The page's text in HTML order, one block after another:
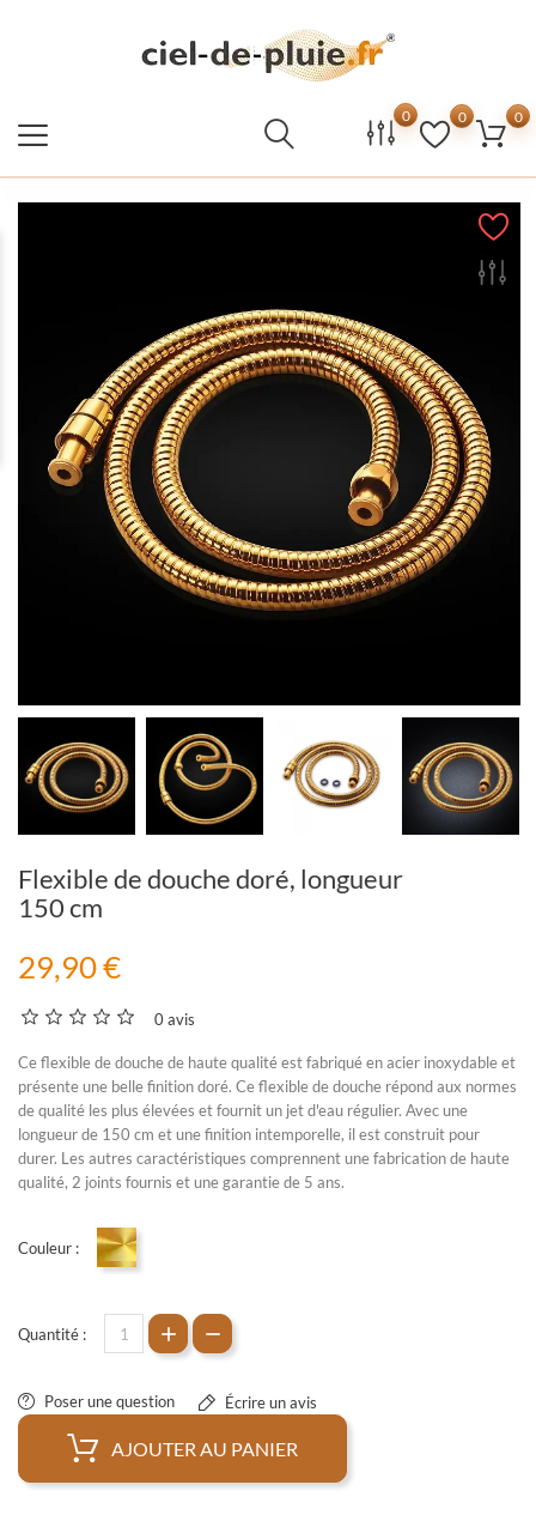
0
0
0
Flexible de douche doré, longueur
150 cm
29,90 €
0 avis
Ceflexible de douchede haute qualité est fabriqué en acier inoxydable et
présente une belle finition doré. Ce flexible de douche répond aux normes
de qualité les plus élevées et fournit un jet d'eau régulier. Avec une
longueur de 150 cm et une finition intemporelle, il est construit pour
durer. Les autres caractéristiques comprennent une fabrication de haute
qualité, 2 joints fournis et une garantie de 5 ans.
Couleur : Doré
Quantité :
Poser une question Écrire un avis
AJOUTER AU PANIER